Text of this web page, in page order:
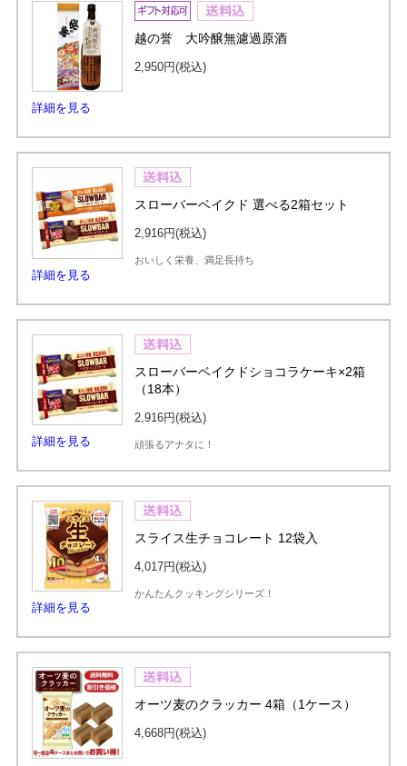
詳細を見る
越の誉 大吟醸無濾過原酒
2,950円(税込)
詳細を見る
スローバーベイクド 選べる2箱セット
2,916円(税込)
おいしく栄養、満足長持ち
詳細を見る
スローバーベイクドショコラケーキ×2箱
（18本）
2,916円(税込)
頑張るアナタに！
詳細を見る
スライス生チョコレート 12袋入
4,017円(税込)
かんたんクッキングシリーズ！
オーツ麦のクラッカー 4箱（1ケース）
4,668円(税込)